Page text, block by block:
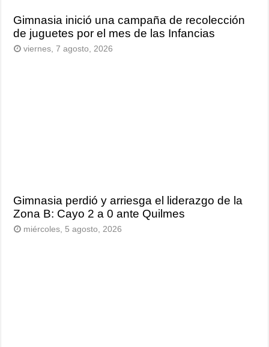
Gimnasia inició una campaña de recolección
de juguetes por el mes de las Infancias
viernes, 7 agosto, 2026
Gimnasia perdió y arriesga el liderazgo de la
Zona B: Cayo 2 a 0 ante Quilmes
miércoles, 5 agosto, 2026